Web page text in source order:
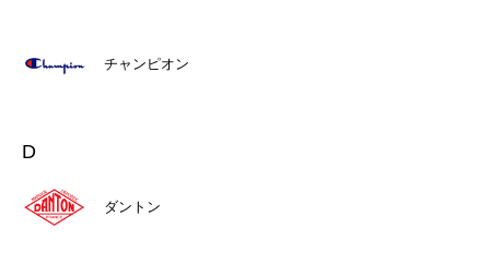
チャンピオン
D
ダントン